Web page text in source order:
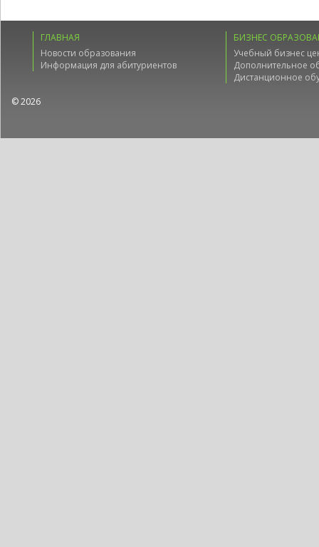
ГЛАВНАЯ
Новости образования
Информация для абитуриентов
БИЗНЕС
Учебный бизнес
Дополнительное
Дистанционное
© 2026